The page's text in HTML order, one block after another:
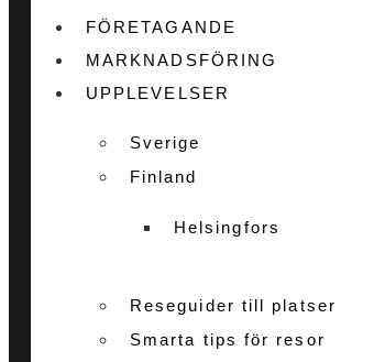
FÖRETAGANDE
MARKNADSFÖRING
UPPLEVELSER
Sverige
Finland
Helsingfors
Reseguider till platser
Smarta tips för resor